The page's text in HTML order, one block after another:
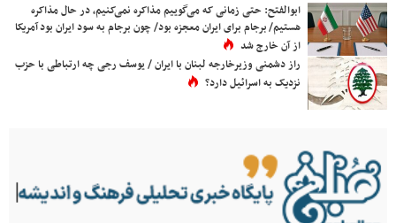
ابوالفتح: حتی زمانی که می‌گوییم مذاکره نمی‌کنیم، در حال مذاکره
هستیم/ برجام برای ایران معجزه بود/ چون برجام به سود ایران بود آمریکا
از آن خارج شد
راز دشمنی وزیرخارجه لبنان با ایران / یوسف رجی چه ارتباطی با حزب
نزدیک به اسرائیل دارد؟